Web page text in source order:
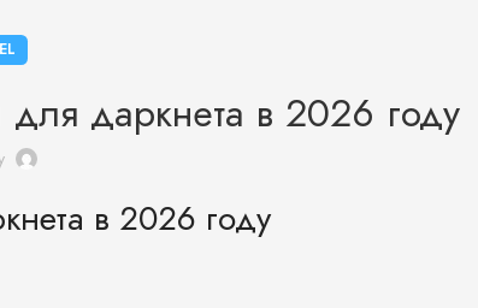
даркнета в 2026 году
в 2026 году